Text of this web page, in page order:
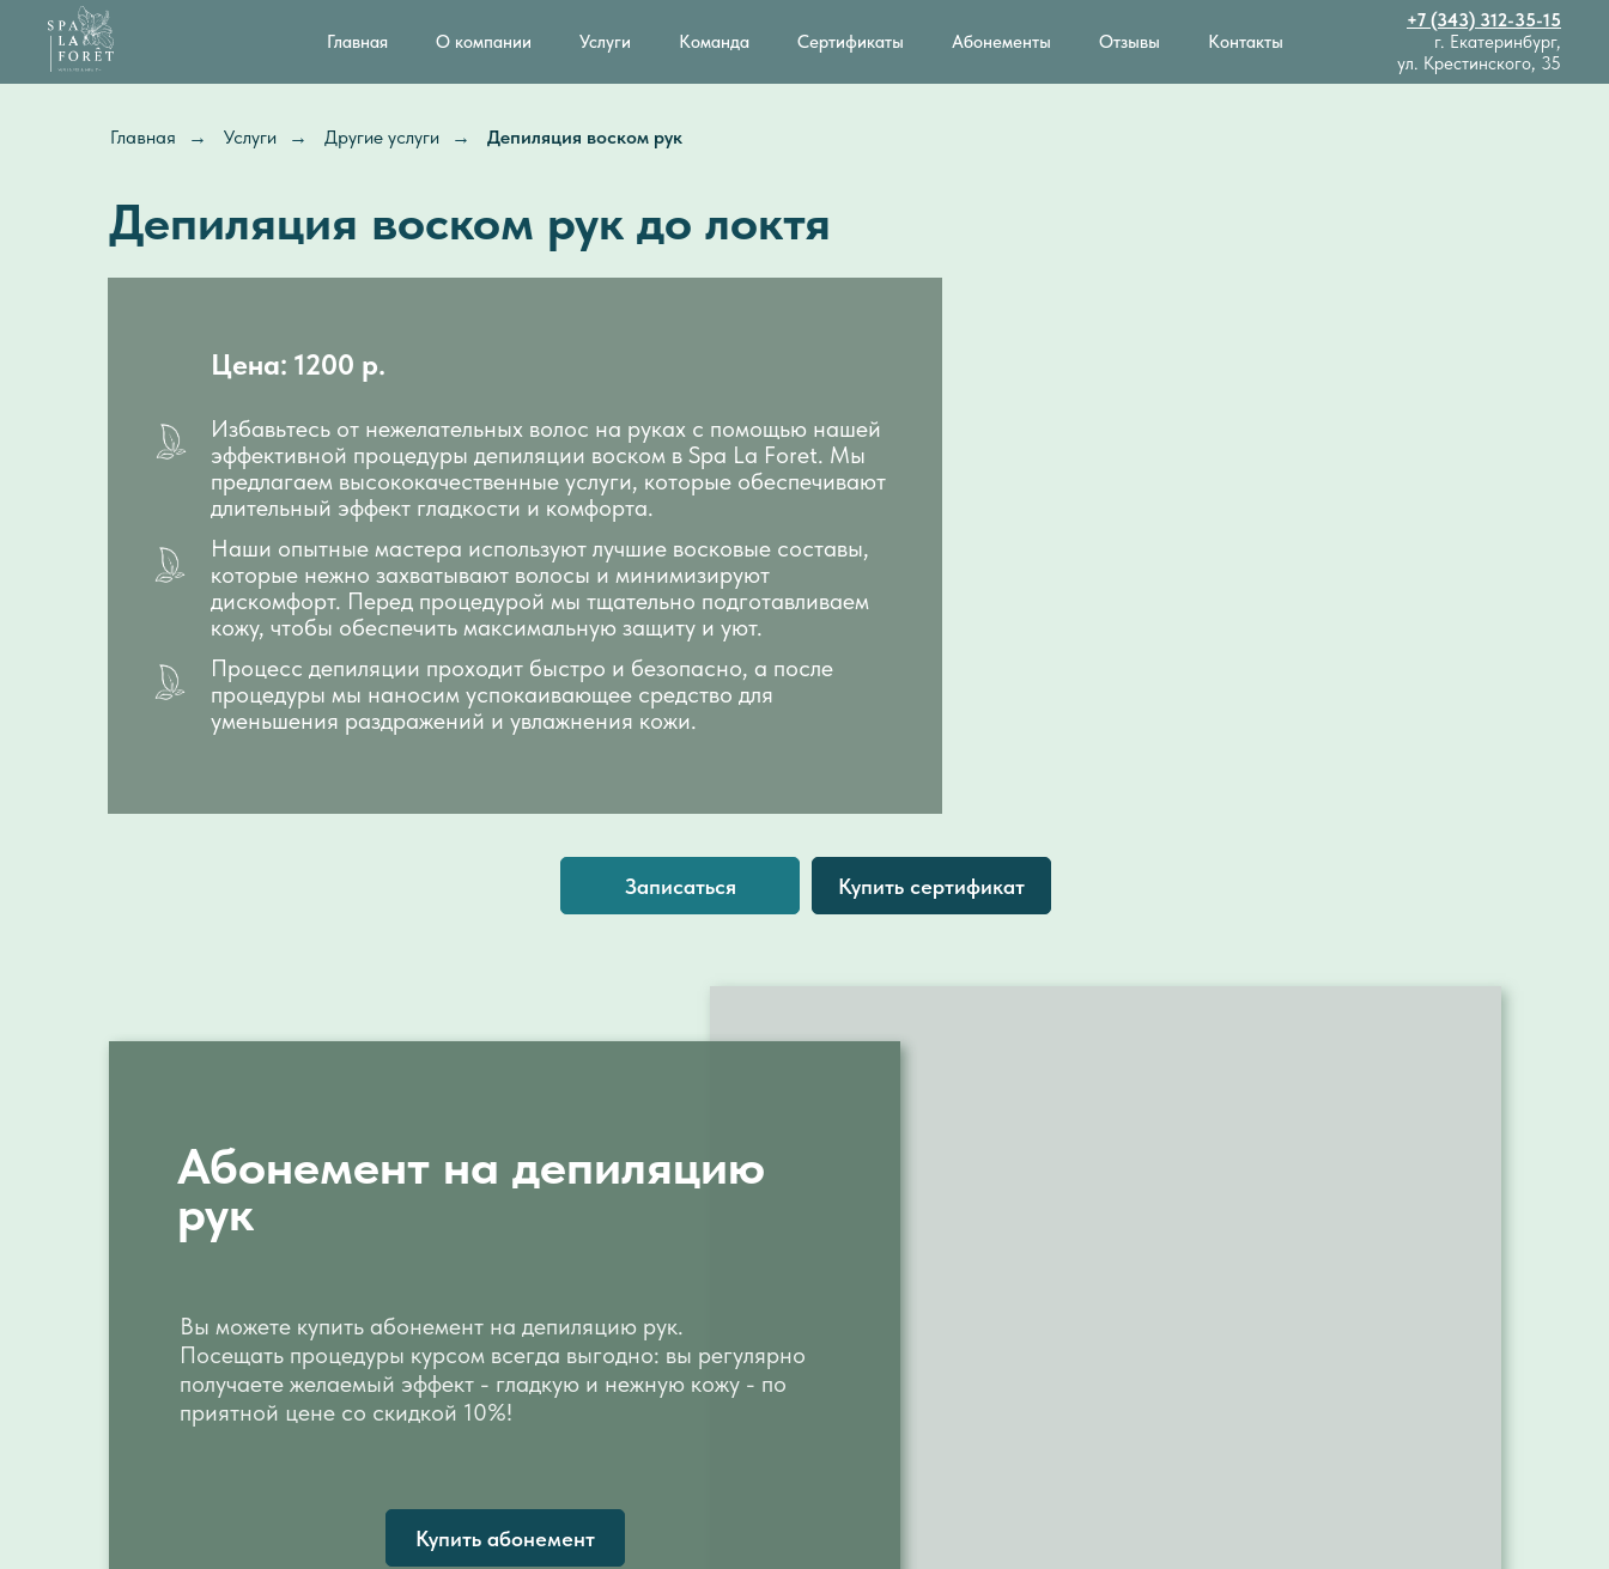
Главная О компании Услуги Команда Сертификаты Абонементы Отзывы Контакты
+7 (343) 312-35-15
г. Екатеринбург,
ул. Крестинского, 35
Главная → Услуги → Другие услуги → Депиляция воском рук
Депиляция воском рук до локтя
Цена: 1200 р.
Купить сертификат
Записаться
Избавьтесь от нежелательных волос на руках с помощью нашей
эффективной процедуры депиляции воском в Spa La Foret. Мы
предлагаем высококачественные услуги, которые обеспечивают
длительный эффект гладкости и комфорта.
Наши опытные мастера используют лучшие восковые составы,
которые нежно захватывают волосы и минимизируют
дискомфорт. Перед процедурой мы тщательно подготавливаем
кожу, чтобы обеспечить максимальную защиту и уют.
Процесс депиляции проходит быстро и безопасно, а после
процедуры мы наносим успокаивающее средство для
уменьшения раздражений и увлажнения кожи.
Абонемент на депиляцию
рук
Вы можете купить абонемент на депиляцию рук.
Посещать процедуры курсом всегда выгодно: вы регулярно
получаете желаемый эффект - гладкую и нежную кожу - по
приятной цене со скидкой 10%!
Купить абонемент